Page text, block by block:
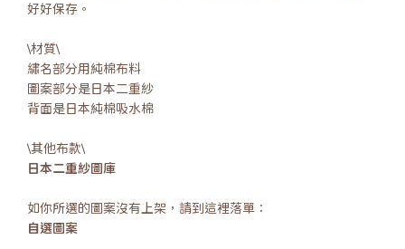
好好保存。
\材質\
繡名部分用純棉布料
圖案部分是日本二重紗
背面是日本純棉吸水棉
\其他布款\
日本二重紗圖庫
如你所選的圖案沒有上架，請到這裡落單：
自選圖案